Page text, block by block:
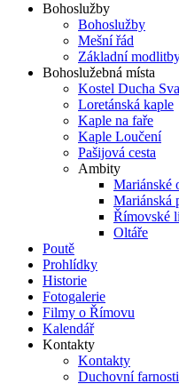
Bohoslužby
Bohoslužby
Mešní řád
Základní
Bohoslužebná místa
Kostel Ducha
Loretánská kaple
Kaple na faře
Kaple Loučení
Pašijová cesta
Ambity
Mariánské
Mariánská
Římovské
Oltáře
Poutě
Prohlídky
Historie
Fotogalerie
Filmy o Římovu
Kalendář
Kontakty
Kontakty
Duchovní farnosti